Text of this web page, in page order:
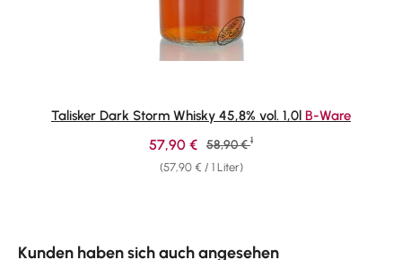
Talisker Dark Storm Whisky 45,8% vol. 1,0l B-Ware
(57,90 € / 1 Liter)
Verkaufspreis:
57,90 € Regulärer Preis:
58,90 € 1
Kunden haben sich auch angesehen